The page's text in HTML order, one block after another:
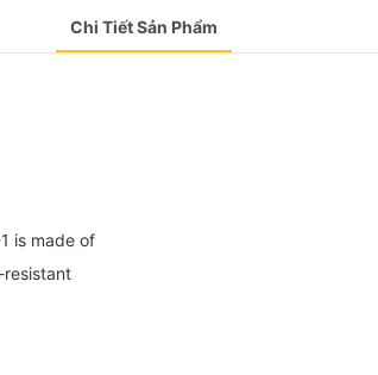
Chi Tiết Sản Phẩm
is made of
resistant